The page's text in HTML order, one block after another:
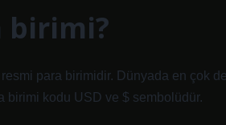
birimi?
resmi para birimidir. Dünyada en çok
birimi kodu USD ve $ sembolüdür.